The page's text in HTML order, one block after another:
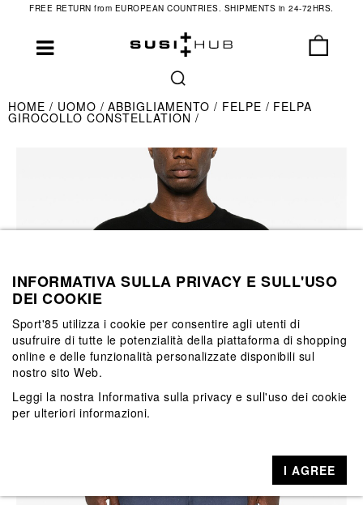
FREE RETURN from EUROPEAN COUNTRIES. SHIPMENTS in 24-72HRS.
HOME UOMO ABBIGLIAMENTO FELPE FELPA
GIROCOLLO CONSTELLATION
INFORMATIVA SULLA PRIVACY E SULL'USO
DEI COOKIE
Sport'85 utilizza i cookie per consentire agli utenti di
usufruire di tutte le potenzialità della piattaforma di shopping
online e delle funzionalità personalizzate disponibili sul
nostro sito Web.
Leggi la nostra Informativa sulla privacy e sull'uso dei cookie
per ulteriori informazioni.
I AGREE